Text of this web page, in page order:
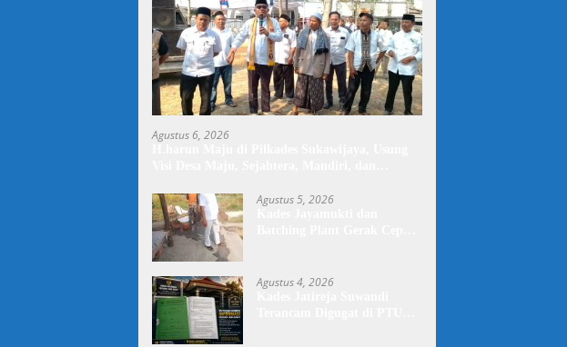
Agustus 6, 2026
Agustus 5, 2026
Agustus 4, 2026